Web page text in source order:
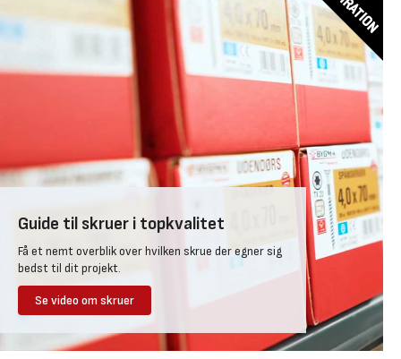
Guide til skruer i topkvalitet
Få et nemt overblik over hvilken skrue der egner sig
bedst til dit projekt.
Se video om skruer